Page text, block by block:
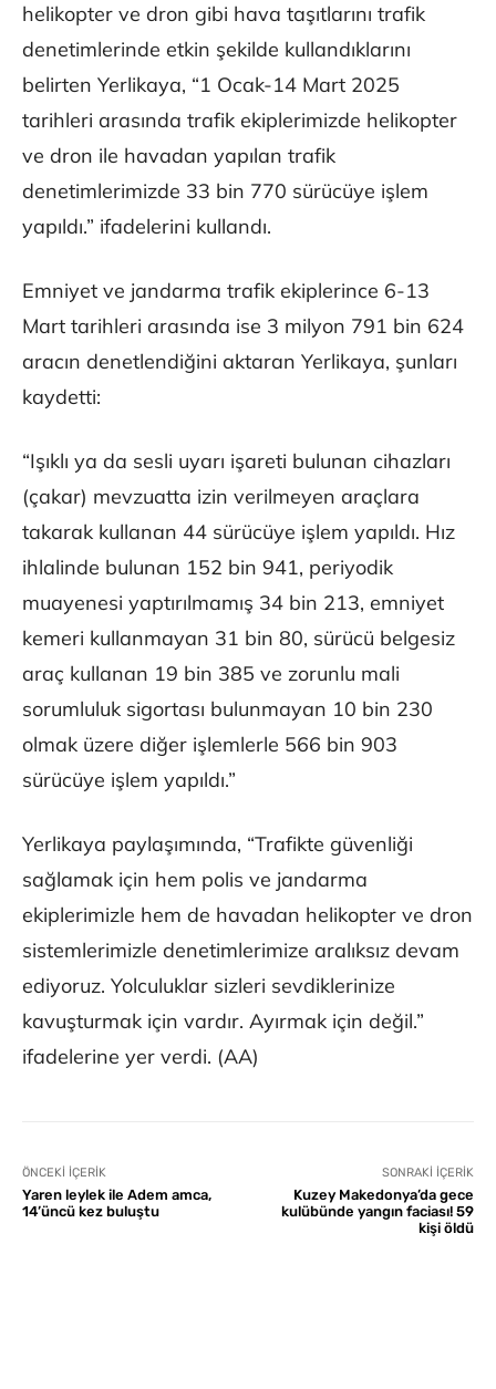
helikopter ve dron gibi hava taşıtlarını trafik
denetimlerinde etkin şekilde kullandıklarını
belirten Yerlikaya, “1 Ocak-14 Mart 2025
tarihleri arasında trafik ekiplerimizde helikopter
ve dron ile havadan yapılan trafik
denetimlerimizde 33 bin 770 sürücüye işlem
yapıldı.” ifadelerini kullandı.
Emniyet ve jandarma trafik ekiplerince 6-13
Mart tarihleri arasında ise 3 milyon 791 bin 624
aracın denetlendiğini aktaran Yerlikaya, şunları
kaydetti:
“Işıklı ya da sesli uyarı işareti bulunan cihazları
(çakar) mevzuatta izin verilmeyen araçlara
takarak kullanan 44 sürücüye işlem yapıldı. Hız
ihlalinde bulunan 152 bin 941, periyodik
muayenesi yaptırılmamış 34 bin 213, emniyet
kemeri kullanmayan 31 bin 80, sürücü belgesiz
araç kullanan 19 bin 385 ve zorunlu mali
sorumluluk sigortası bulunmayan 10 bin 230
olmak üzere diğer işlemlerle 566 bin 903
sürücüye işlem yapıldı.”
Yerlikaya paylaşımında, “Trafikte güvenliği
sağlamak için hem polis ve jandarma
ekiplerimizle hem de havadan helikopter ve dron
sistemlerimizle denetimlerimize aralıksız devam
ediyoruz. Yolculuklar sizleri sevdiklerinize
kavuşturmak için vardır. Ayırmak için değil.”
ifadelerine yer verdi. (AA)
ÖNCEKI İÇERIK
Yaren leylek ile Adem amca,
14’üncü kez buluştu
SONRAKI İÇERIK
Kuzey Makedonya’da gece
kulübünde yangın faciası! 59
kişi öldü